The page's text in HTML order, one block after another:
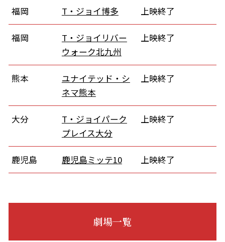
福岡 T・ジョイ博多 上映終了
福岡
T・ジョイリバー
ウォーク北九州
上映終了
熊本
ユナイテッド・シ
ネマ熊本
上映終了
大分
T・ジョイパーク
プレイス大分
上映終了
鹿児島 鹿児島ミッテ10 上映終了
劇場一覧